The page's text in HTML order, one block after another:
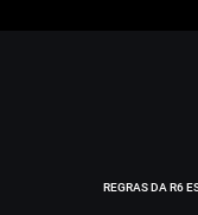
REGRAS DA R6